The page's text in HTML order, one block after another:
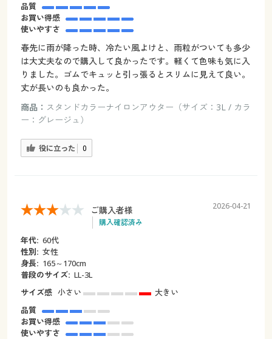
品質
お買い得感
使いやすさ
春先に雨が降った時、冷たい風よけと、雨粒がついても多少
は大丈夫なので購入して良かったです。軽くて色味も気に入
りました。ゴムでキュッと引っ張るとスリムに見えて良い。
丈が長いのも良かった。
商品： スタンドカラーナイロンアウター（サイズ：3L / カラ
ー：グレージュ）
役に立った 0
ご購入者様
購入確認済み
2026-04-21
年代: 60代
性別: 女性
身長: 165～170cm
普段のサイズ: LL-3L
サイズ感 小さい
大きい
品質
お買い得感
使いやすさ